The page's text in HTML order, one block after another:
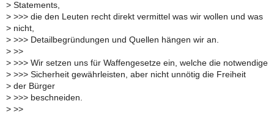
> Statements,
> >>> die den Leuten recht direkt vermittel was wir wollen und was
> nicht,
> >>> Detailbegründungen und Quellen hängen wir an.
> >>
> >>> Wir setzen uns für Waffengesetze ein, welche die notwendige
> >>> Sicherheit gewährleisten, aber nicht unnötig die Freiheit
> der Bürger
> >>> beschneiden.
> >>